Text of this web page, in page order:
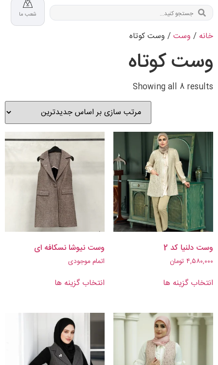
شعب ما
خانه / وست/ وست کوتاه
وست کوتاه
Showing all 8 results
وست دلنیا کد 2
۴,۵۸۰,۰۰۰ تومان
انتخاب گزینه ها
وست نیوشا نسکافه ای
اتمام موجودی
انتخاب گزینه ها